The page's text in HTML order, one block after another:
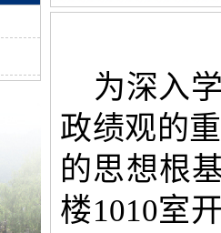
为深入
政绩观的
的思想根
楼1010室